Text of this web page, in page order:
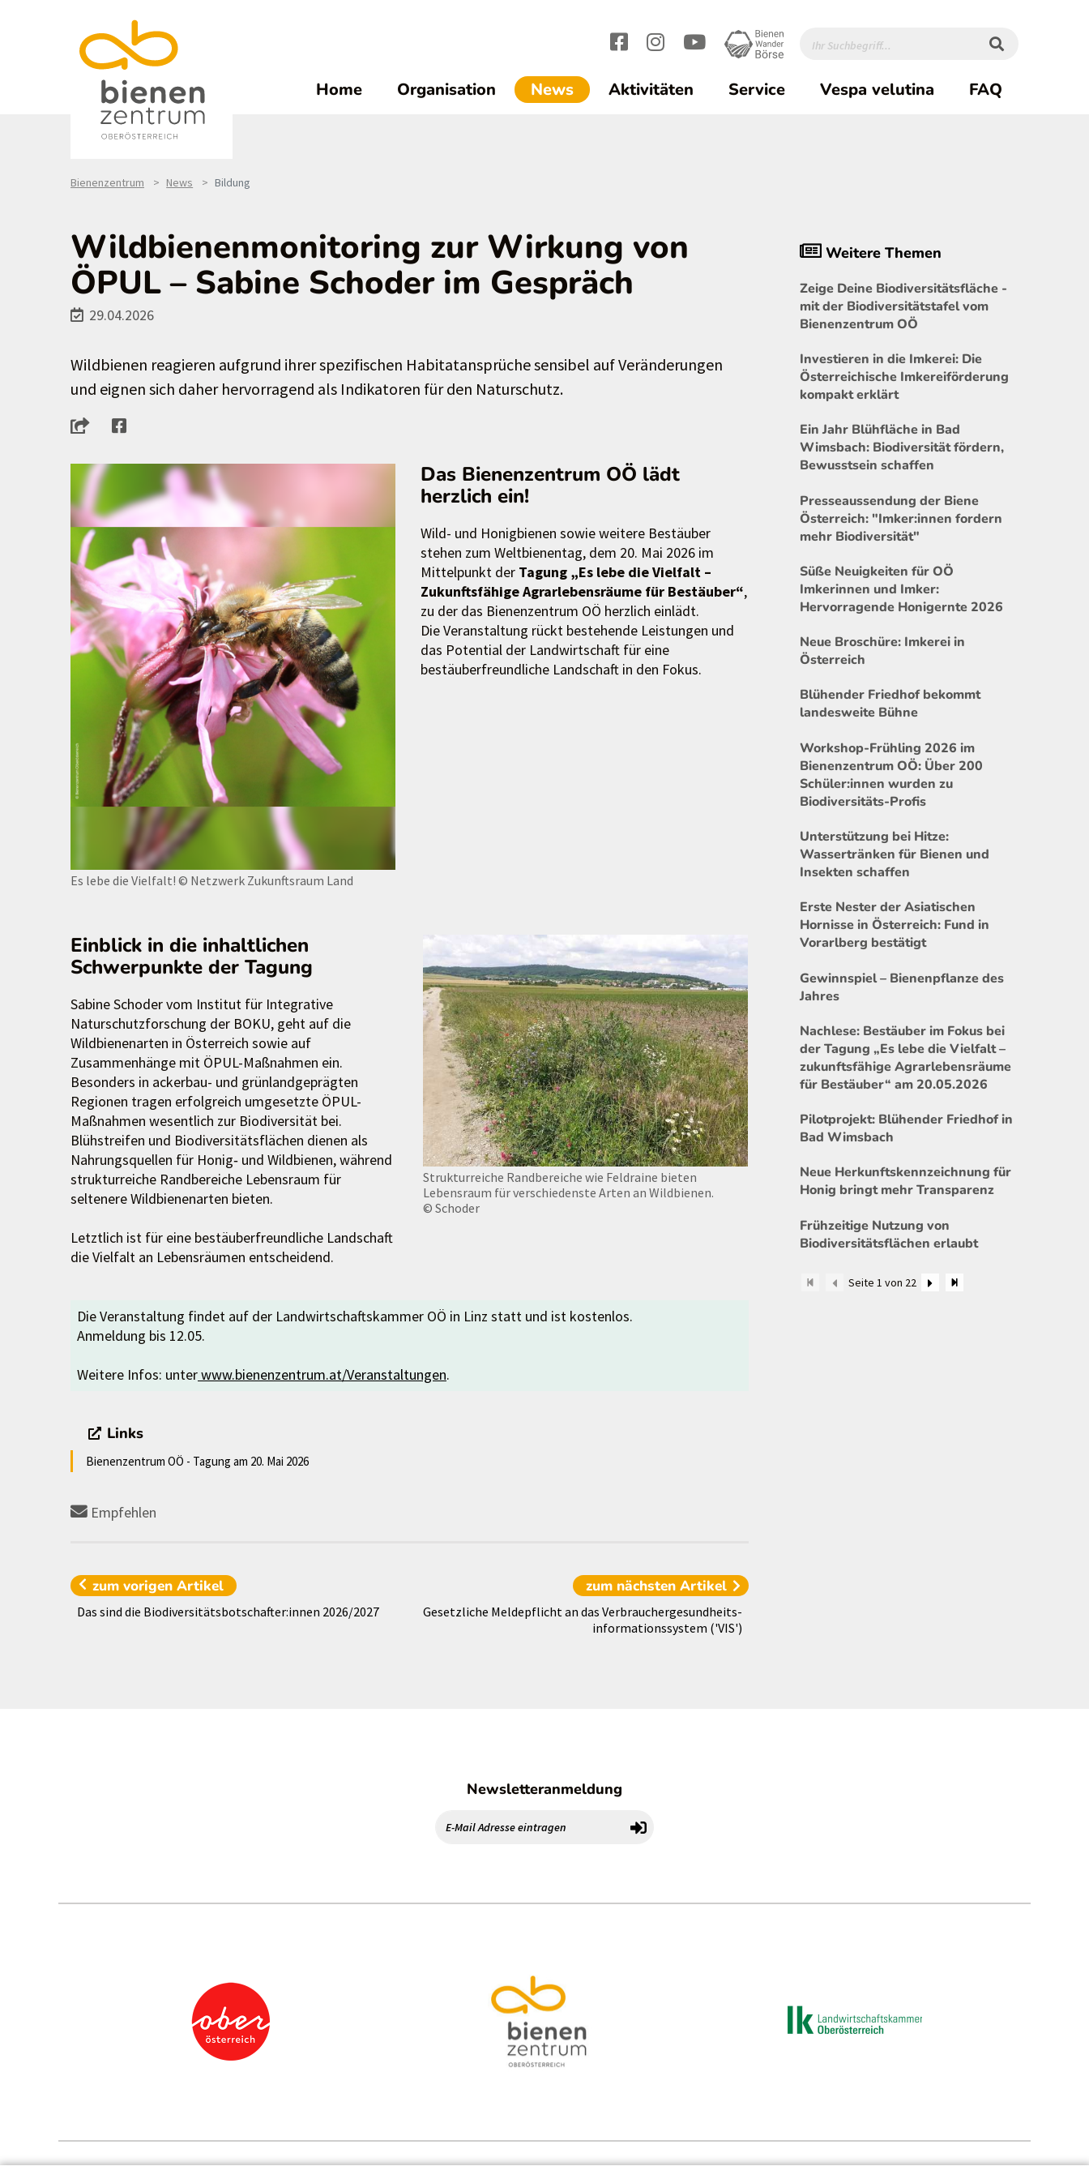
Home Organisation News(current)1
Aktivitäten Service Vespa velutina FAQ
Bienenzentrum News Bildung
Wildbienenmonitoring zur Wirkung von
ÖPUL – Sabine Schoder im Gespräch
29.04.2026
Wildbienen reagieren aufgrund ihrer spezifischen Habitatansprüche sensibel auf Veränderungen
und eignen sich daher hervorragend als Indikatoren für den Naturschutz.
Es lebe die Vielfalt! © Netzwerk Zukunftsraum Land
Das Bienenzentrum OÖ lädt
herzlich ein!
Wild- und Honigbienen sowie weitere Bestäuber
stehen zum Weltbienentag, dem 20. Mai 2026 im
Mittelpunkt der Tagung „Es lebe die Vielfalt –
Zukunftsfähige Agrarlebensräume für Bestäuber“,
zu der das Bienenzentrum OÖ herzlich einlädt.
Die Veranstaltung rückt bestehende Leistungen und
das Potential der Landwirtschaft für eine
bestäuberfreundliche Landschaft in den Fokus.
Strukturreiche Randbereiche wie Feldraine bieten
Lebensraum für verschiedenste Arten an Wildbienen.
© Schoder
Einblick in die inhaltlichen
Schwerpunkte der Tagung
Sabine Schoder vom Institut für Integrative
Naturschutzforschung der BOKU, geht auf die
Wildbienenarten in Österreich sowie auf
Zusammenhänge mit ÖPUL-Maßnahmen ein.
Besonders in ackerbau- und grünlandgeprägten
Regionen tragen erfolgreich umgesetzte ÖPUL-
Maßnahmen wesentlich zur Biodiversität bei.
Blühstreifen und Biodiversitätsflächen dienen als
Nahrungsquellen für Honig‑ und Wildbienen, während
strukturreiche Randbereiche Lebensraum für
seltenere Wildbienenarten bieten.
Letztlich ist für eine bestäuberfreundliche Landschaft
die Vielfalt an Lebensräumen entscheidend.
Die Veranstaltung findet auf der Landwirtschaftskammer OÖ in Linz statt und ist kostenlos.
Anmeldung bis 12.05.
Weitere Infos: unterwww.bienenzentrum.at/Veranstaltungen.
Links
Bienenzentrum OÖ - Tagung am 20. Mai 2026
Empfehlen
zum vorigenArtikel
Das sind die Biodiversitätsbotschafter:innen 2026/2027
zum nächsten Artikel
Gesetzliche Meldepflicht an das Verbrauchergesundheits-
informationssystem ('VIS')
Weitere Themen
Zeige Deine Biodiversitätsfläche -
mit der Biodiversitätstafel vom
Bienenzentrum OÖ
Investieren in die Imkerei: Die
Österreichische Imkereiförderung
kompakt erklärt
Ein Jahr Blühfläche in Bad
Wimsbach: Biodiversität fördern,
Bewusstsein schaffen
Presseaussendung der Biene
Österreich: "Imker:innen fordern
mehr Biodiversität"
Süße Neuigkeiten für OÖ
Imkerinnen und Imker:
Hervorragende Honigernte 2026
Neue Broschüre: Imkerei in
Österreich
Blühender Friedhof bekommt
landesweite Bühne
Workshop-Frühling 2026 im
Bienenzentrum OÖ: Über 200
Schüler:innen wurden zu
Biodiversitäts-Profis
Unterstützung bei Hitze:
Wassertränken für Bienen und
Insekten schaffen
Erste Nester der Asiatischen
Hornisse in Österreich: Fund in
Vorarlberg bestätigt
Gewinnspiel – Bienenpflanze des
Jahres
Nachlese: Bestäuber im Fokus bei
der Tagung „Es lebe die Vielfalt –
zukunftsfähige Agrarlebensräume
für Bestäuber“ am 20.05.2026
Pilotprojekt: Blühender Friedhof in
Bad Wimsbach
Neue Herkunftskennzeichnung für
Honig bringt mehr Transparenz
Frühzeitige Nutzung von
Biodiversitätsflächen erlaubt
Seite 1 von 22
Newsletteranmeldung